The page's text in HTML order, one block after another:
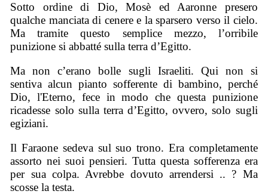
Sotto ordine di Dio, Mosè ed Aaronne presero
qualche manciata di cenere e la sparsero verso il cielo.
Ma tramite questo semplice mezzo, l’orribile
punizione si abbatté sulla terra d’Egitto.
Ma non c’erano bolle sugli Israeliti. Qui non si
sentiva alcun pianto sofferente di bambino, perché
Dio, l'Eterno, fece in modo che questa punizione
ricadesse solo sulla terra d’Egitto, ovvero, solo sugli
egiziani.
Il Faraone sedeva sul suo trono. Era completamente
assorto nei suoi pensieri. Tutta questa sofferenza era
per sua colpa. Avrebbe dovuto arrendersi .. ? Ma
scosse la testa.